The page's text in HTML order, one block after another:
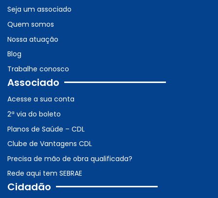
Seja um associado
Quem somos
Nossa atuação
Blog
Trabalhe conosco
Associado
Acesse a sua conta
2ª via do boleto
Planos de Saúde – CDL
Clube de Vantagens CDL
Precisa de mão de obra qualificada?
Rede aqui tem SEBRAE
Cidadão